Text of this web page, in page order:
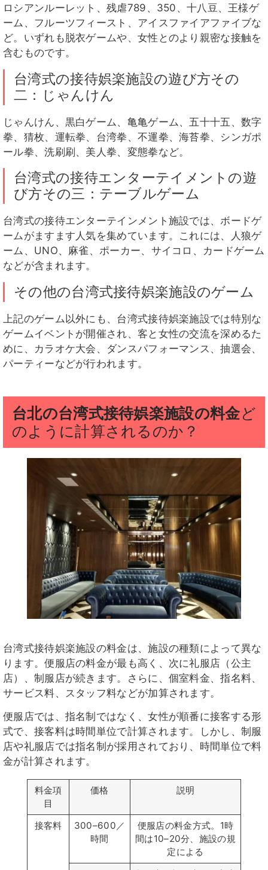
ロシアンルーレット、残虐789、350、十八豆、王様ゲ
ーム、フルーツフィースト、アイスファイアファイブな
ど。いずれも脱衣ゲームや、女性とのより親密な接触を
含むものです。
台湾式の接待娯楽施設の遊び方その
二：じゃんけん
じゃんけん、黒白ゲーム、亀亀ゲーム、五十十五、数字
拳、猜枚、運転拳、台湾拳、不運拳、海苔拳、シンガポ
ール拳、洗刷刷、美人拳、変態拳など。
台湾式の接待エンターテイメントの遊
び方その三：テーブルゲーム
台湾式の接待エンターテインメント施設では、ボードゲ
ームがますます人気を集めています。これには、人狼ゲ
ーム、UNO、麻雀、ポーカー、サイコロ、カードゲーム
などが含まれます。
その他の台湾式接待娯楽施設のゲーム
上記のゲーム以外にも、台湾式接待娯楽施設では特別な
ゲームイベントが開催され、客と女性の交流を深めるた
めに、カラオケ大会、ダンスパフォーマンス、抽選会、
パーティーなどが行われます。
台北の台湾式接待娯楽施設の料金ど
のように計算されるのか？
台湾式接待娯楽施設の料金は、施設の種類によって異な
ります。便服店の料金が最も高く、次に礼服店（公主
店）、制服店が続きます。さらに、個室料金、指名料、
サービス料、スタッフ料などが加算されます。
便服店では、指名制ではなく、女性が順番に接客する形
式で、接客料は時間単位で計算されます。しかし、制服
店や礼服店では指名制が採用されており、時間単位で料
金が計算されます。
料金項
目
価格 説明
接客料
300–600／
時間
便服店の料金方式。1時
間は10–20分、施設の規
定による